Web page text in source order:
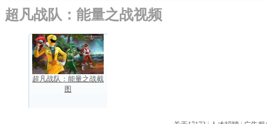
超凡战队：能量之战视频
超凡战队：能量之战截
图